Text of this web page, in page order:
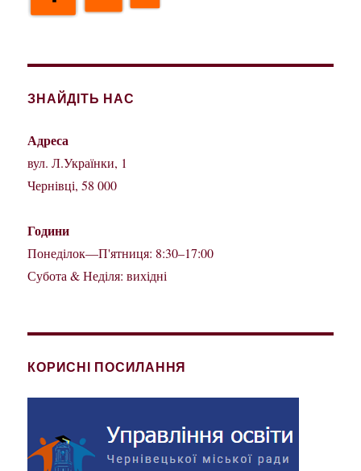
ЗНАЙДІТЬ НАС
Адреса
вул. Л.Українки, 1
Чернівці, 58 000
Години
Понеділок—П'ятниця: 8:30–17:00
Субота & Неділя: вихідні
КОРИСНІ ПОСИЛАННЯ